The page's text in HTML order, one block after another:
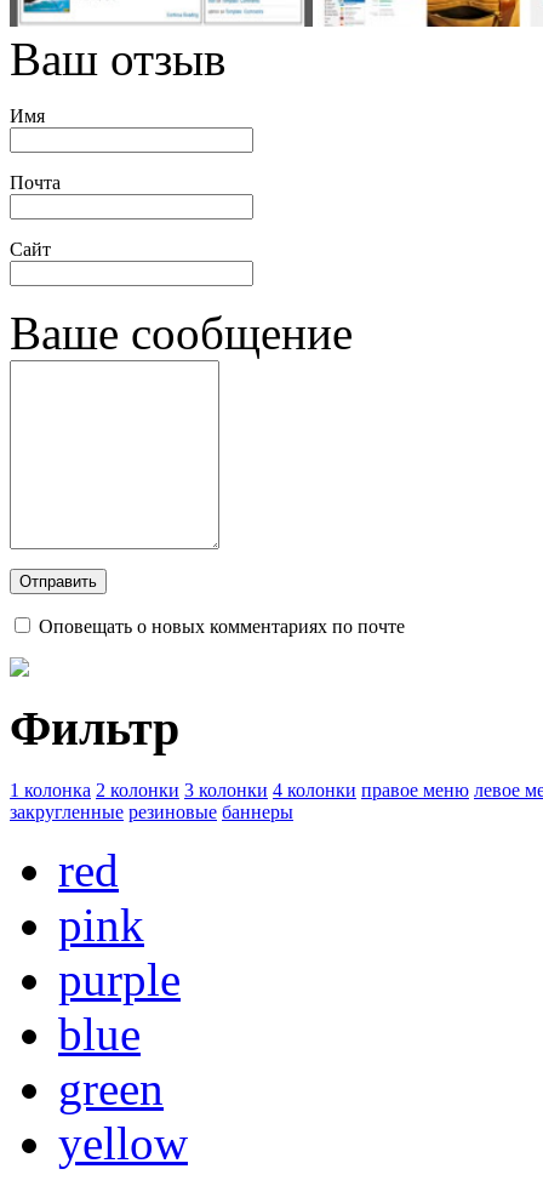
Ваш отзыв
Имя
Почта
Сайт
Ваше сообщение
Оповещать о новых комментариях по почте
Фильтр
1 колонка 2 колонки 3 колонки 4 колонки правое меню левое
закругленные резиновые баннеры
red
pink
purple
blue
green
yellow